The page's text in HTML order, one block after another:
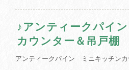
♪アンティークパイ
カウンター＆吊戸棚
アンティークパイン ミニキッチン